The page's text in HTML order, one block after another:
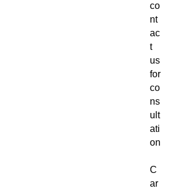
co
nt
ac
t
us
for
co
ns
ult
ati
on
C
ar